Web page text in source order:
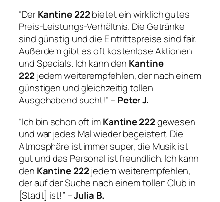
“DerKantine 222bietet ein wirklich gutes
Preis-Leistungs-Verhältnis. Die Getränke
sind günstig und die Eintrittspreise sind fair.
Außerdem gibt es oft kostenlose Aktionen
und Specials. Ich kann den Kantine
222 jedem weiterempfehlen, der nach einem
günstigen und gleichzeitig tollen
Ausgehabend sucht!” – Peter J.
“Ich bin schon oft imKantine 222gewesen
und war jedes Mal wieder begeistert. Die
Atmosphäre ist immer super, die Musik ist
gut und das Personal ist freundlich. Ich kann
den Kantine 222jedem weiterempfehlen,
der auf der Suche nach einem tollen Club in
[Stadt] ist!” –Julia B.